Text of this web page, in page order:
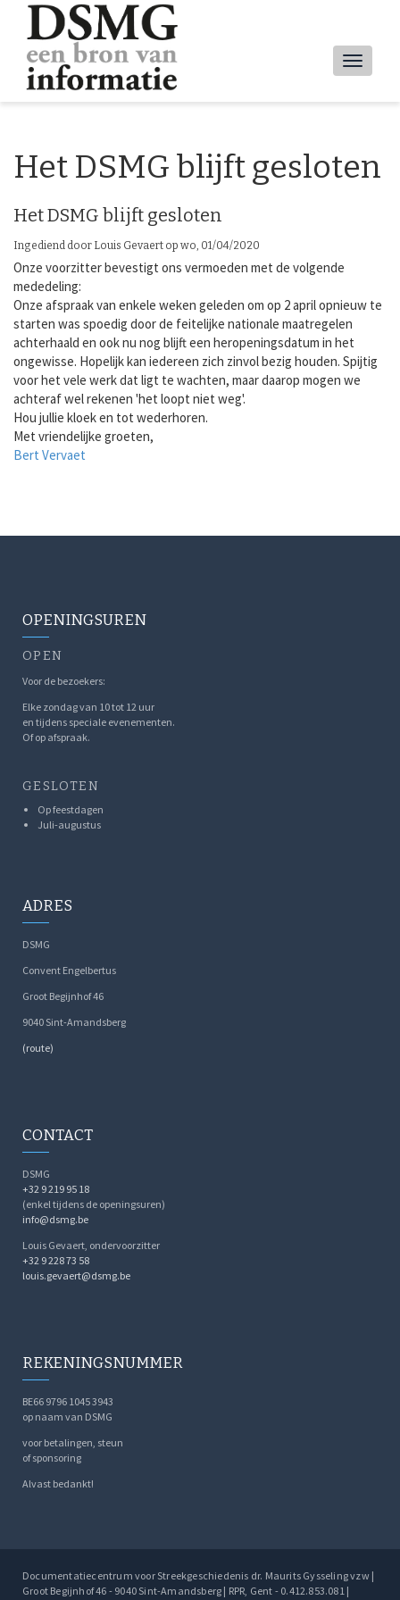
Main
Het DSMG blijft gesloten
Het DSMG blijft gesloten
Ingediend door Louis Gevaert op wo, 01/04/2020
Onze voorzitter bevestigt ons vermoeden met de volgende
mededeling:
Onze afspraak van enkele weken geleden om op 2 april opnieuw te
starten was spoedig door de feitelijke nationale maatregelen
achterhaald en ook nu nog blijft een heropeningsdatum in het
ongewisse. Hopelijk kan iedereen zich zinvol bezig houden. Spijtig
voor het vele werk dat ligt te wachten, maar daarop mogen we
achteraf wel rekenen 'het loopt niet weg'.
Hou jullie kloek en tot wederhoren.
Met vriendelijke groeten,
Bert Vervaet
OPENINGSUREN
OPEN
Voor de bezoekers:
Elke zondag van 10 tot 12 uur
en tijdens speciale evenementen.
Of op afspraak.
GESLOTEN
Op feestdagen
Juli-augustus
ADRES
DSMG
Convent Engelbertus
Groot Begijnhof 46
9040 Sint-Amandsberg
(route)
CONTACT
DSMG
+32 9 219 95 18
(enkel tijdens de openingsuren)
info@dsmg.be
Louis Gevaert, ondervoorzitter
+32 9 228 73 58
louis.gevaert@dsmg.be
REKENINGSNUMMER
BE66 9796 1045 3943
op naam van DSMG
voor betalingen, steun
of sponsoring
Alvast bedankt!
Documentatiecentrum voor Streekgeschiedenis dr. Maurits Gysseling vzw |
Groot Begijnhof 46 - 9040 Sint-Amandsberg | RPR, Gent - 0.412.853.081 |